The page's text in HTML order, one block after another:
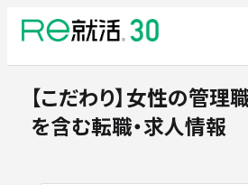
【こだわり】女性の管理
を含む転職・求人情報